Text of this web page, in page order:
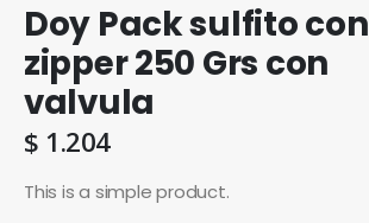
Doy Pack sulfito con
zipper 250 Grs con
valvula
$ 1.204
This is a simple product.